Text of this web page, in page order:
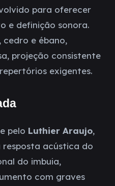
para oferecer
e definição sonora.
cedro e ébano,
projeção consistente
exigentes.
pelo Luthier Araujo,
acústica do
do imbuia,
com graves